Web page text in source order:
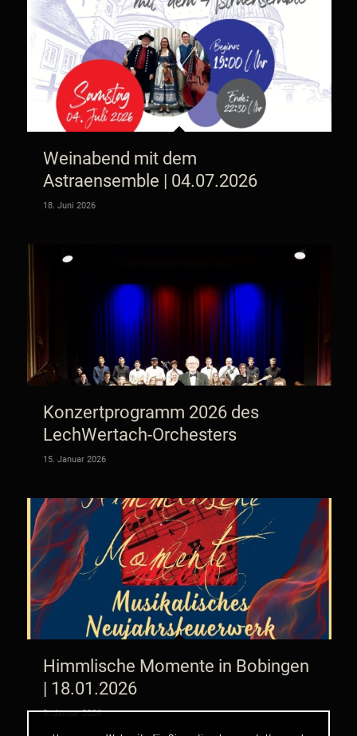
Weinabend mit dem
Astraensemble | 04.07.2026
18. Juni 2026
Konzertprogramm 2026 des
LechWertach-Orchesters
15. Januar 2026
Himmlische Momente in Bobingen
| 18.01.2026
9. Januar 2026